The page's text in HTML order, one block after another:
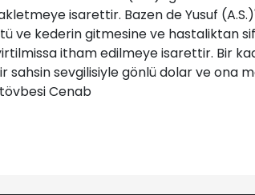
isarettir. Bazen de Yusuf
ve kederin gitmesine ve hastaliktan
itham edilmeye isarettir. Bir
sevgilisiyle gönlü dolar ve ona
Cenab